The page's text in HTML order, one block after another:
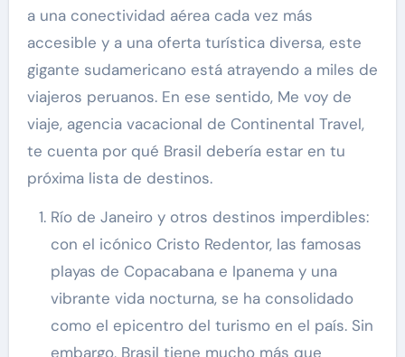
a una conectividad aérea cada vez más
accesible y a una oferta turística diversa, este
gigante sudamericano está atrayendo a miles de
viajeros peruanos. En ese sentido, Me voy de
viaje, agencia vacacional de Continental Travel,
te cuenta por qué Brasil debería estar en tu
próxima lista de destinos.
Río de Janeiro y otros destinos imperdibles:
con el icónico Cristo Redentor, las famosas
playas de Copacabana e Ipanema y una
vibrante vida nocturna, se ha consolidado
como el epicentro del turismo en el país. Sin
embargo, Brasil tiene mucho más que